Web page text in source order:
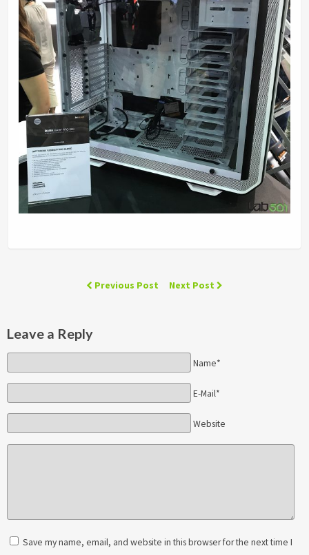
Previous Post Next Post
Leave a Reply
Name*
E-Mail*
Website
Save my name, email, and website in this browser for the next time I